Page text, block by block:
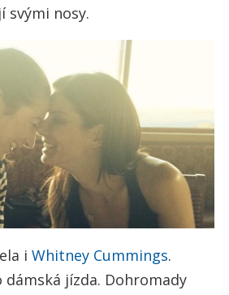
svými nosy.
i Whitney Cummings.
dámská jízda. Dohromady